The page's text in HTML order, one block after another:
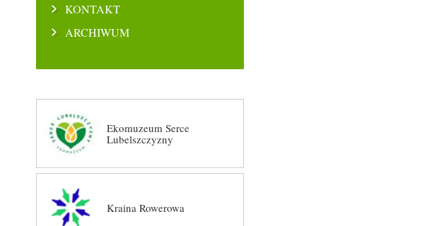
KONTAKT
ARCHIWUM
Ekomuzeum Serce
Lubelszczyzny
Kraina Rowerowa